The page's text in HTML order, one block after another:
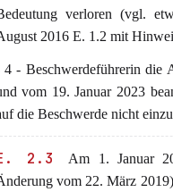
verloren (vgl.
2016 E. 1.2 mit
4 - Beschwerdeführerin die
vom 19. Januar 2023
die Beschwerde nicht
2.3
Am 1. Januar
vom 22. März